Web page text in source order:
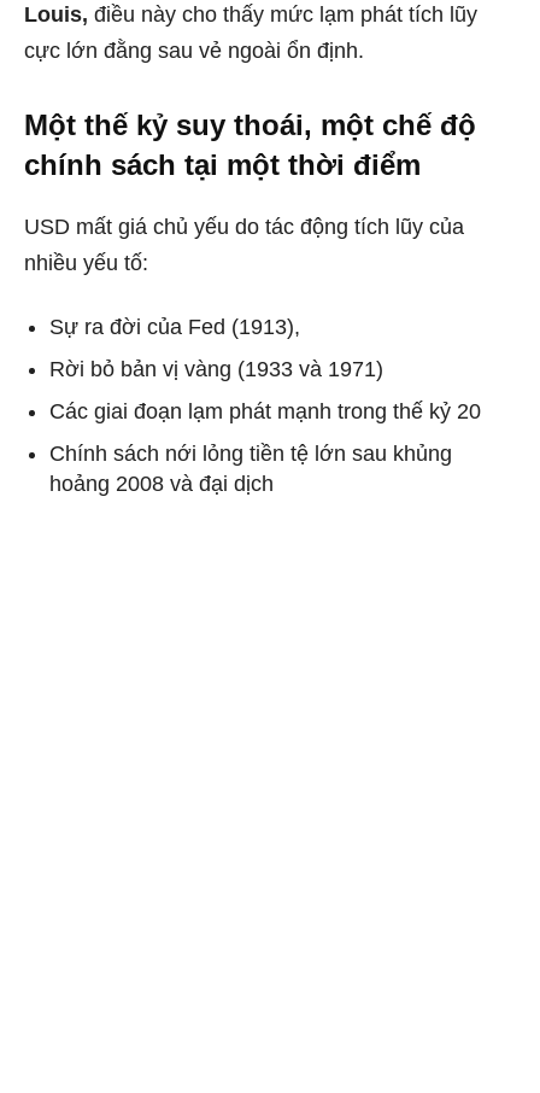
Louis, điều này cho thấy mức lạm phát tích lũy
cực lớn đằng sau vẻ ngoài ổn định.
Một thế kỷ suy thoái, một chế độ
chính sách tại một thời điểm
USD mất giá chủ yếu do tác động tích lũy của
nhiều yếu tố:
Sự ra đời của Fed (1913),
Rời bỏ bản vị vàng (1933 và 1971)
Các giai đoạn lạm phát mạnh trong thế kỷ 20
Chính sách nới lỏng tiền tệ lớn sau khủng
hoảng 2008 và đại dịch